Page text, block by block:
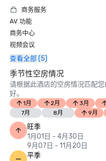
商务服务
AV 功能
商务中心
视频会议
查看全部 (5)
季节性空房情况
请根据此酒店的空房情况匹配
好。
1月 2月 3月
7月
8月 9月
旺季
1月01日 - 4月30日
9月07日 - 11月20日
平季